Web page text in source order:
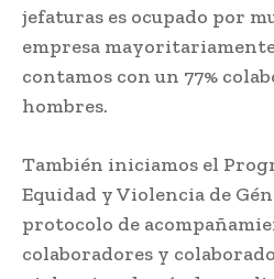
jefaturas es ocupado por
empresa
contamos con un 77%
hombres.
También iniciamos el
Equidad y Violencia de
protocolo de
colaboradores y